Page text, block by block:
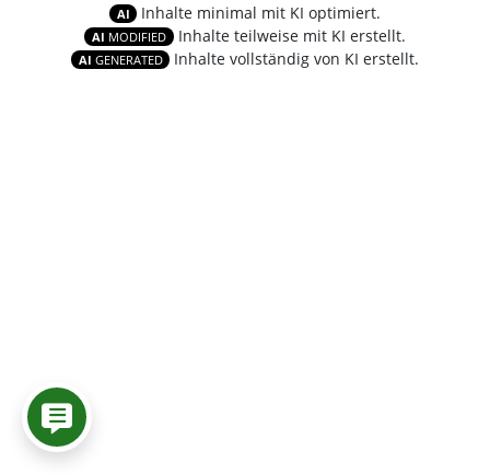
AI Inhalte minimal mit KI optimiert.
AI MODIFIED Inhalte teilweise mit KI erstellt.
AI GENERATED Inhalte vollständig von KI erstellt.